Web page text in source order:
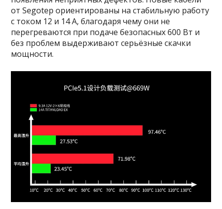
от Segotep ориентированы на стабильную работу
с током 12 и 14 А, благодаря чему они не
перегреваются при подаче безопасных 600 Вт и
без проблем выдерживают серьёзные скачки
мощности.